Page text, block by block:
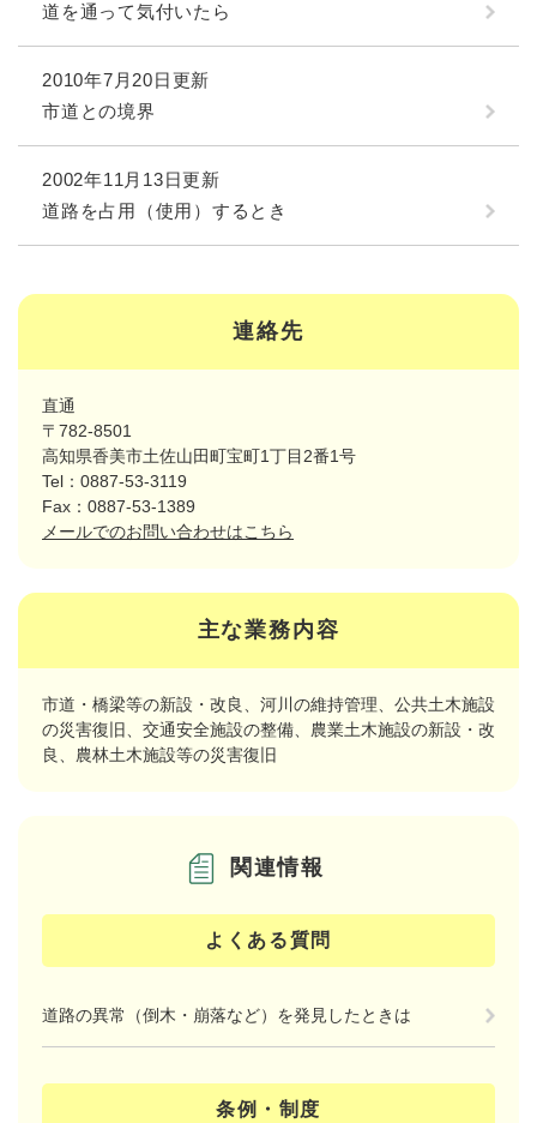
道を通って気付いたら
2010年7月20日更新
市道との境界
2002年11月13日更新
道路を占用（使用）するとき
連絡先
直通
〒782-8501
高知県香美市土佐山田町宝町1丁目2番1号
Tel：0887-53-3119
Fax：0887-53-1389
メールでのお問い合わせはこちら
主な業務内容
市道・橋梁等の新設・改良、河川の維持管理、公共土木施設
の災害復旧、交通安全施設の整備、農業土木施設の新設・改
良、農林土木施設等の災害復旧
関連情報
よくある質問
道路の異常（倒木・崩落など）を発見したときは
条例・制度